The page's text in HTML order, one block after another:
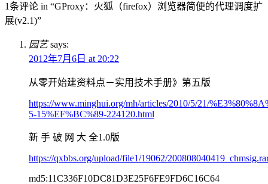
1条评论 in “GProxy：火狐（firefox）浏览器简便的代理调度扩
展(v2.1)”
园艺 says:
2012年7月6日 at 20:22
从零开始建资料点－实用技术手册》第五版
https://www.minghui.org/mh/articles/2010/5/21/
5-15%EF%BC%89-224120.html
新 手 破 网 大 全1.0版
https://qxbbs.org/upload/file1/19062/
md5:11C336F10DC81D3E25F6FE9FD6C16C64